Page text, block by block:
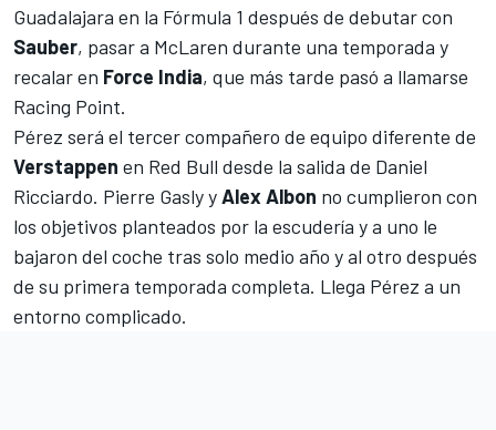
Guadalajara en la Fórmula 1 después de debutar con
Sauber, pasar a McLaren durante una temporada y
recalar en Force India, que más tarde pasó a llamarse
Racing Point.
Pérez será el tercer compañero de equipo diferente de
Verstappen en Red Bull desde la salida de Daniel
Ricciardo. Pierre GaslyyAlex Albon no cumplieron con
los objetivos planteados por la escudería y a uno le
bajaron del coche tras solo medio año y al otro después
de su primera temporada completa. Llega Pérez a un
entorno complicado.